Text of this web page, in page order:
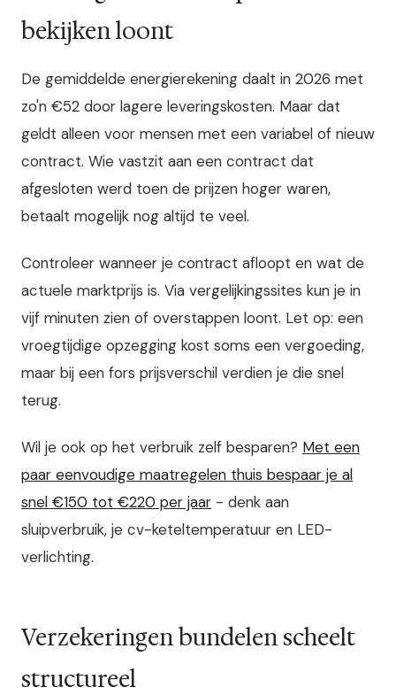
bekijken loont
De gemiddelde energierekening daalt in 2026 met
zo'n €52 door lagere leveringskosten. Maar dat
geldt alleen voor mensen met een variabel of nieuw
contract. Wie vastzit aan een contract dat
afgesloten werd toen de prijzen hoger waren,
betaalt mogelijk nog altijd te veel.
Controleer wanneer je contract afloopt en wat de
actuele marktprijs is. Via vergelijkingssites kun je in
vijf minuten zien of overstappen loont. Let op: een
vroegtijdige opzegging kost soms een vergoeding,
maar bij een fors prijsverschil verdien je die snel
terug.
Wil je ook op het verbruik zelf besparen? Met een
paar eenvoudige maatregelen thuis bespaar je al
snel €150 tot €220 per jaar - denk aan
sluipverbruik, je cv-keteltemperatuur en LED-
verlichting.
Verzekeringen bundelen scheelt
structureel